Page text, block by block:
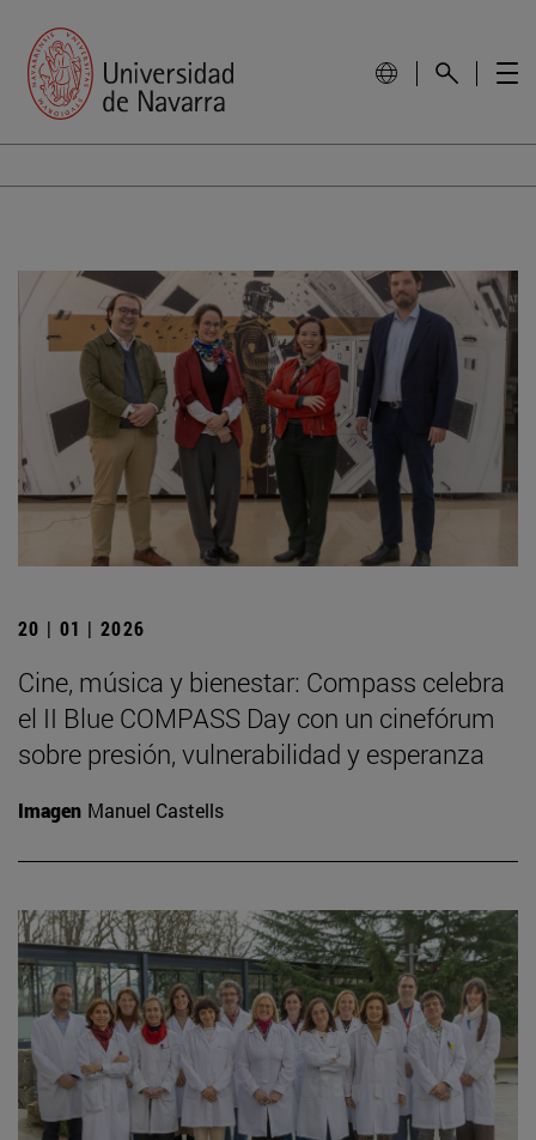
20 | 01 | 2026
Cine, música y bienestar: Compass celebra
el II Blue COMPASS Day con un cinefórum
sobre presión, vulnerabilidad y esperanza
Imagen Manuel Castells